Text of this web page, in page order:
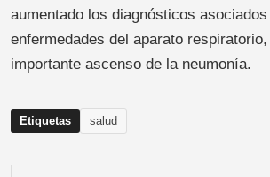
aumentado los diagnósticos
enfermedades del aparato
importante ascenso de la neumonía.
Etiquetas salud